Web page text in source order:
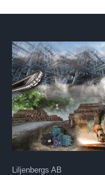
Liljenbergs AB